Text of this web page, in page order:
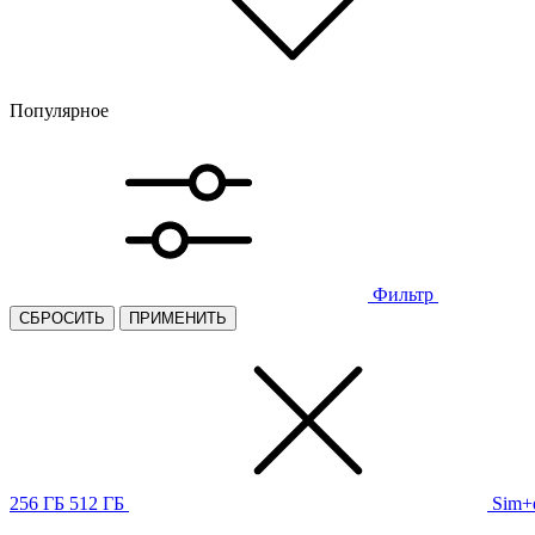
Популярное
Фильтр
СБРОСИТЬ ПРИМЕНИТЬ
256 ГБ 512 ГБ